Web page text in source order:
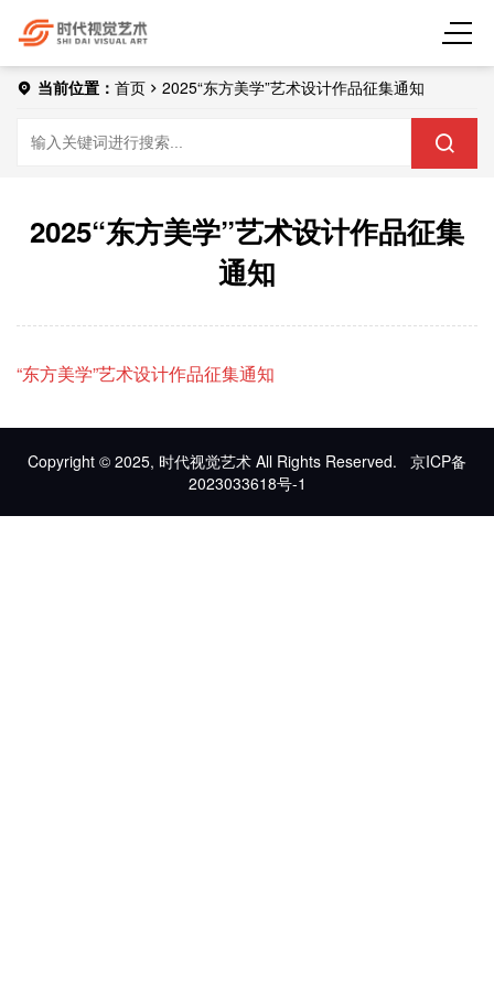
当前位置： 首页 2025“东方美学”艺术设计作品征集通知
2025“东方美学”艺术设计作品征集
通知
“东方美学”艺术设计作品征集通知
Copyright © 2025, 时代视觉艺术 All Rights Reserved.
京ICP备
2023033618号-1